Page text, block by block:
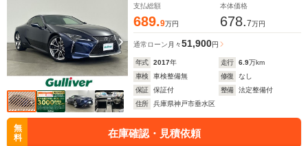
支払総額
689.9万円
本体価格
678.7万円
通常ローン 月々51,900円
年式 2017年 走行 6.9万km
車検
車検整備無 修復
なし
保証
保証付 整備
法定整備付
住所
兵庫県神戸市垂水区
無
料
在庫確認・見積依頼